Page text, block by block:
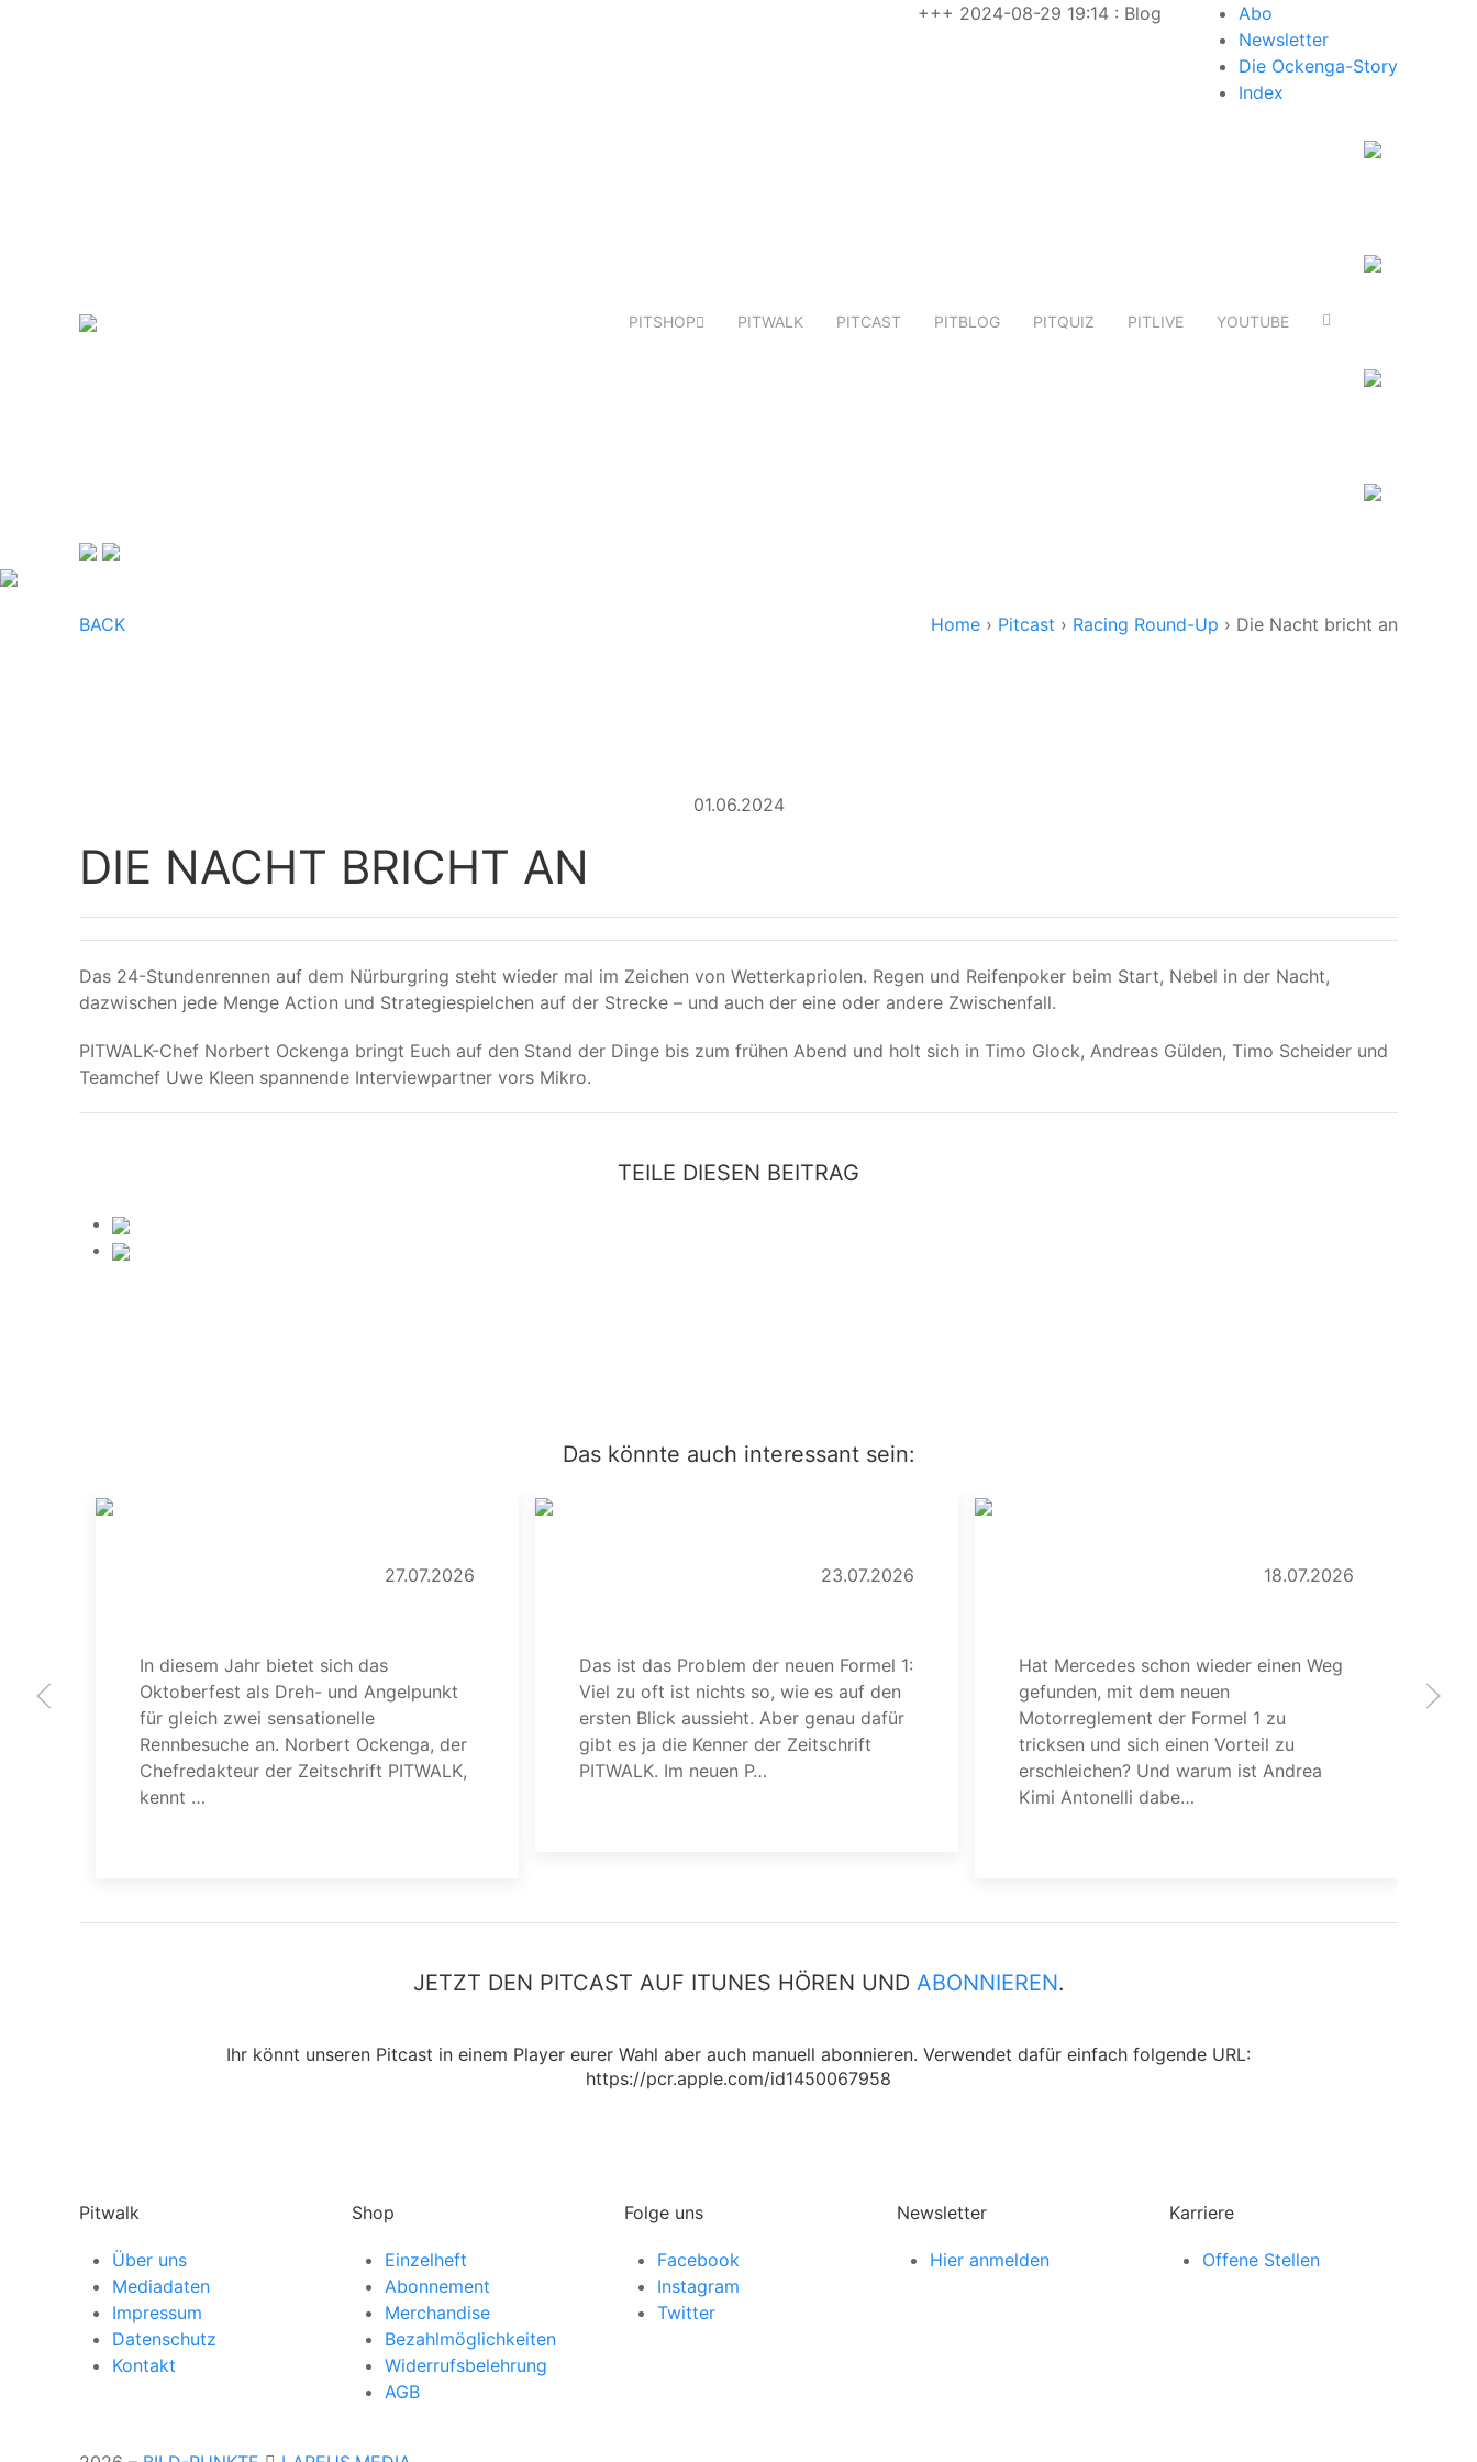
+++ 2024-08-29 19:14 : Blog – warum will niemand Mick
Abo
Newsletter
Die Ockenga-Story
Index
PITSHOP PITWALK PITCAST PITBLOG PITQUIZ PITLIVE YOUTUBE
BACK Home › Pitcast › Racing Round-Up › Die Nacht bricht an
01.06.2024
DIE NACHT BRICHT AN
Das 24-Stundenrennen auf dem Nürburgring steht wieder mal im Zeichen von Wetterkapriolen. Regen und Reifenpoker beim Start, Nebel in der Nacht,
dazwischen jede Menge Action und Strategiespielchen auf der Strecke – und auch der eine oder andere Zwischenfall.
PITWALK-Chef Norbert Ockenga bringt Euch auf den Stand der Dinge bis zum frühen Abend und holt sich in Timo Glock, Andreas Gülden, Timo Scheider und
Teamchef Uwe Kleen spannende Interviewpartner vors Mikro.
TEILE DIESEN BEITRAG
Das könnte auch interessant sein:
27.07.2026
In diesem Jahr bietet sich das
Oktoberfest als Dreh- und Angelpunkt
für gleich zwei sensationelle
Rennbesuche an. Norbert Ockenga, der
Chefredakteur der Zeitschrift PITWALK,
kennt …
23.07.2026
Das ist das Problem der neuen Formel 1:
Viel zu oft ist nichts so, wie es auf den
ersten Blick aussieht. Aber genau dafür
gibt es ja die Kenner der Zeitschrift
PITWALK. Im neuen P…
18.07.2026
Hat Mercedes schon wieder einen Weg
gefunden, mit dem neuen
Motorreglement der Formel 1 zu
tricksen und sich einen Vorteil zu
erschleichen? Und warum ist Andrea
Kimi Antonelli dabe…
JETZT DEN PITCAST AUF ITUNES HÖREN UND ABONNIEREN.
Ihr könnt unseren Pitcast in einem Player eurer Wahl aber auch manuell abonnieren. Verwendet dafür einfach folgende URL:
https://pcr.apple.com/id1450067958
Pitwalk
Über uns
Mediadaten
Impressum
Datenschutz
Kontakt
Shop
Einzelheft
Abonnement
Merchandise
Bezahlmöglichkeiten
Widerrufsbelehrung
AGB
Folge uns
Facebook
Instagram
Twitter
Newsletter
Hier anmelden
Karriere
Offene Stellen